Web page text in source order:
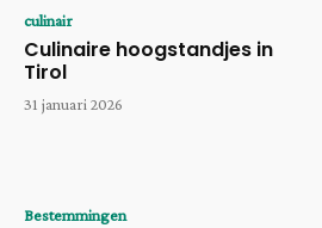
culinair
Culinaire hoogstandjes in
Tirol
31 januari 2026
Bestemmingen